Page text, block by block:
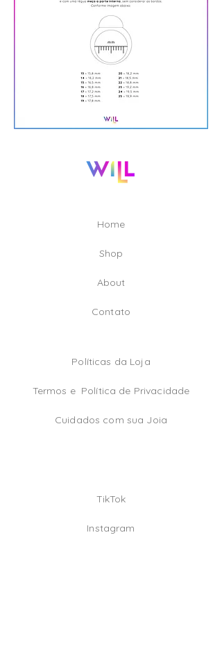
Home
Shop
About
Contato
Políticas da Loja
Termos e Política de Privacidade
Cuidados com sua Joia
TikTok
Instagram